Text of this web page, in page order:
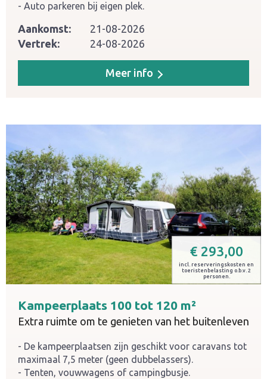
€ 293,00
incl. reserveringskosten en
toeristenbelasting o.b.v. 2
personen.
Kampeerplaats 100 tot 120 m²
Extra ruimte om te genieten van het buitenleven
De kampeerplaatsen zijn geschikt voor caravans tot
maximaal 7,5 meter (geen dubbelassers).
Tenten, vouwwagens of campingbusje.
Auto parkeren bij eigen plek.
Aankomst:
21-08-2026
Vertrek:
24-08-2026
Meer info